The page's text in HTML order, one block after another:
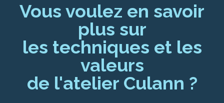
Vous voulez en savoir
plus sur
les techniques et les
valeurs
de l'atelier Culann ?